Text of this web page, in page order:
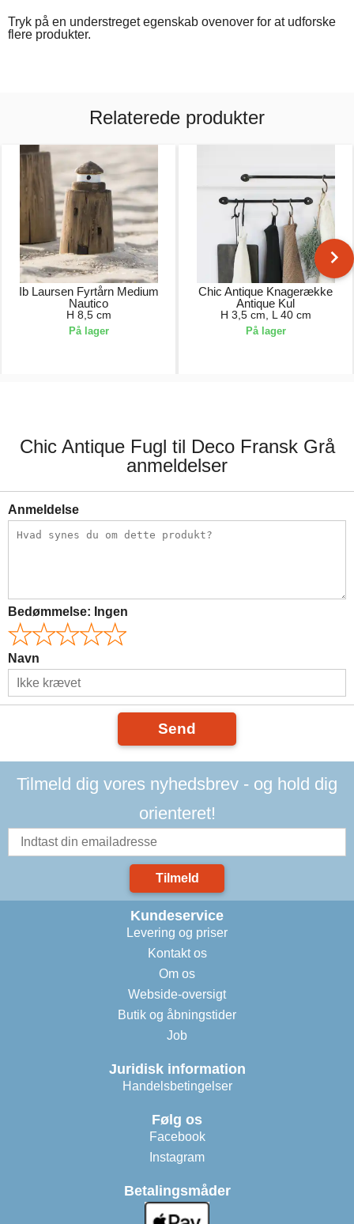
Tryk på en understreget egenskab ovenover for at udforske
flere produkter.
Relaterede produkter
Ib Laursen Fyrtårn Medium
Nautico
H 8,5 cm
På lager
Chic Antique Knagerække
Antique Kul
H 3,5 cm, L 40 cm
På lager
Chic Antique Fugl til Deco Fransk Grå
anmeldelser
Anmeldelse
Bedømmelse: Ingen
Navn
Send
Tilmeld dig vores nyhedsbrev - og hold dig
orienteret!
Tilmeld
Kundeservice
Levering og priser
Kontakt os
Om os
Webside-oversigt
Butik og åbningstider
Job
Juridisk information
Handelsbetingelser
Følg os
Facebook
Instagram
Betalingsmåder